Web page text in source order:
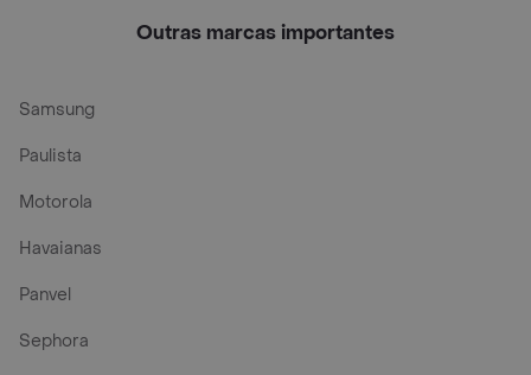
Outras marcas importantes
Samsung
Paulista
Motorola
Havaianas
Panvel
Sephora